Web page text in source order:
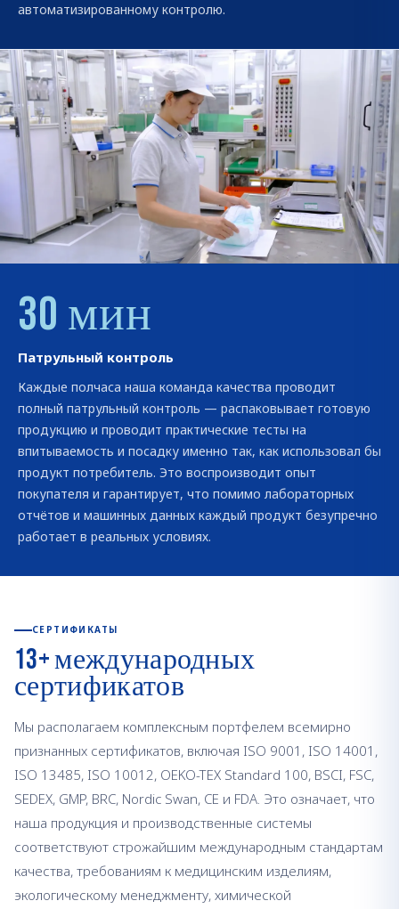
автоматизированному контролю.
30 мин
Патрульный контроль
Каждые полчаса наша команда качества проводит
полный патрульный контроль — распаковывает готовую
продукцию и проводит практические тесты на
впитываемость и посадку именно так, как использовал бы
продукт потребитель. Это воспроизводит опыт
покупателя и гарантирует, что помимо лабораторных
отчётов и машинных данных каждый продукт безупречно
работает в реальных условиях.
СЕРТИФИКАТЫ
13+ международных
сертификатов
Мы располагаем комплексным портфелем всемирно
признанных сертификатов, включая ISO 9001, ISO 14001,
ISO 13485, ISO 10012, OEKO-TEX Standard 100, BSCI, FSC,
SEDEX, GMP, BRC, Nordic Swan, CE и FDA. Это означает, что
наша продукция и производственные системы
соответствуют строжайшим международным стандартам
качества, требованиям к медицинским изделиям,
экологическому менеджменту, химической